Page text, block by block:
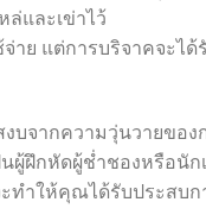
ล่และเข่าไว้
าย แต่การบริจาคจะ
บจากความวุ่นวายของ
ฝึกหัดผู้ช่ำชองหรือนัก
ทำให้คุณได้รับประสบ